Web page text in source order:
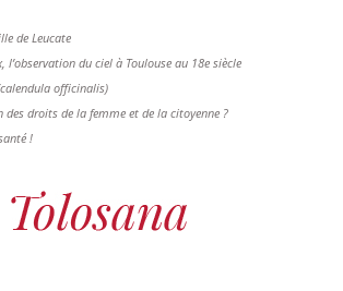
de Leucate
l’observation du ciel à Toulouse au 18e siècle
officinalis)
droits de la femme et de la citoyenne ?
!